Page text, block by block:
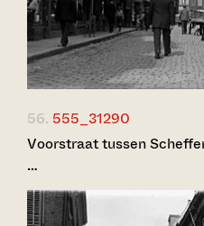
56. 555_31290
Voorstraat tussen
…